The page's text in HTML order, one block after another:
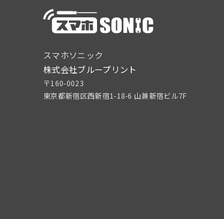
スマホソニック
株式会社ブループリント
〒160-0023
東京都新宿区西新宿1-18-6 山兼新宿ビル7F